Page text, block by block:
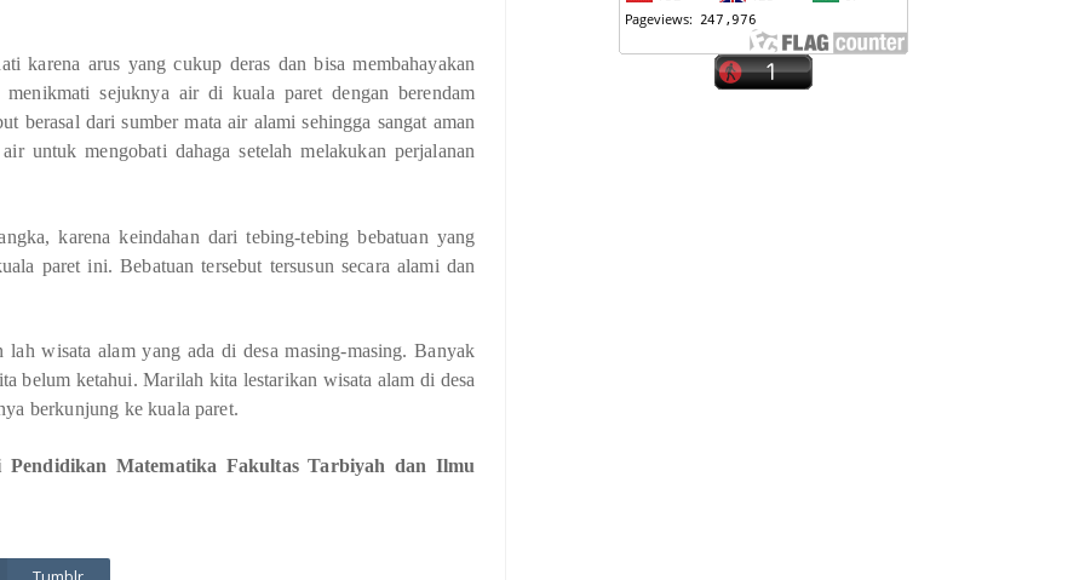
karena arus yang cukup deras dan bisa membahayakan
sejuknya air di kuala paret dengan berendam
berasal dari sumber mata air alami sehingga sangat aman
untuk mengobati dahaga setelah melakukan perjalanan
karena keindahan dari tebing-tebing bebatuan yang
paret ini. Bebatuan tersebut tersusun secara alami dan
lah wisata alam yang ada di desa masing-masing. Banyak
belum ketahui. Marilah kita lestarikan wisata alam di desa
berkunjung ke kuala paret.
Matematika Fakultas Tarbiyah dan Ilmu